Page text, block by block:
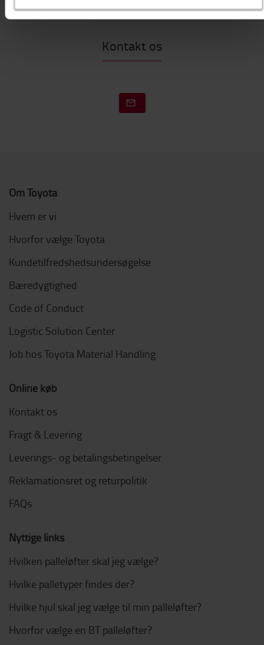
Kontakt os
Om Toyota
Hvem er vi
Hvorfor vælge Toyota
Kundetilfredshedsundersøgelse
Bæredygtighed
Code of Conduct
Logistic Solution Center
Job hos Toyota Material Handling
Online køb
Kontakt os
Fragt & Levering
Leverings- og betalingsbetingelser
Reklamationsret og returpolitik
FAQs
Nyttige links
Hvilken palleløfter skal jeg vælge?
Hvilke palletyper findes der?
Hvilke hjul skal jeg vælge til min palleløfter?
Hvorfor vælge en BT palleløfter?